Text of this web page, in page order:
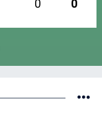
0 0